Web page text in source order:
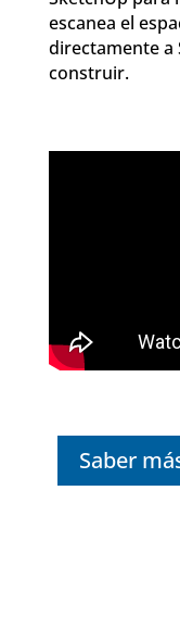
escanea el
directamente a
construir.
Saber